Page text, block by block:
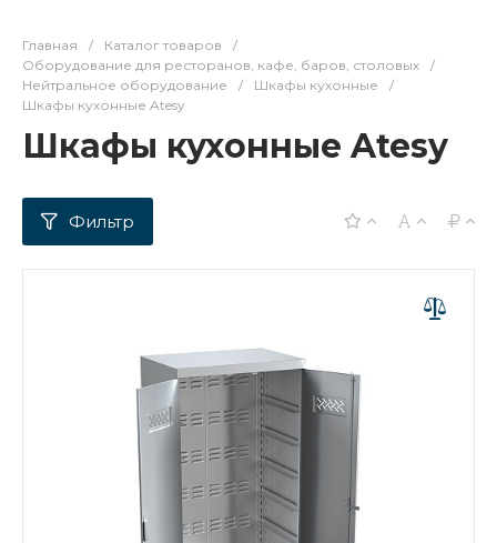
Главная / Каталог товаров
/
Оборудование для ресторанов, кафе, баров, столовых
/
Нейтральное оборудование
/ Шкафы кухонные
/
Шкафы кухонные Atesy
Шкафы кухонные Atesy